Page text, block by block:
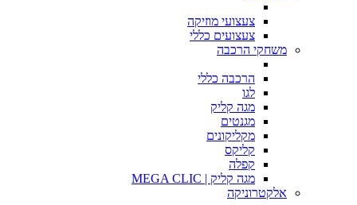
צעצועי מוזיקה
צעצועים כללי
משחקי הרכבה
הרכבה כללי
לגו
מגה קליק
מגנטים
מקליקונים
קליקס
קפלה
מגה קליק | MEGA CLIC
אלקטרוניקה